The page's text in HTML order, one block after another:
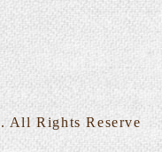
. All Rights Reserve